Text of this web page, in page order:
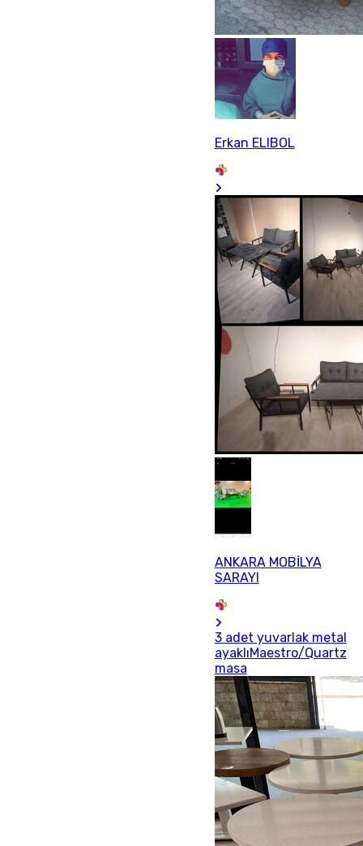
Erkan ELIBOL
ANKARA MOBİLYA
SARAYI
3 adet yuvarlak metal
ayaklıMaestro/Quartz
masa